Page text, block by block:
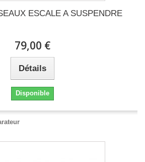
ESCALE A SUSPENDRE
79,00 €
Détails
Disponible